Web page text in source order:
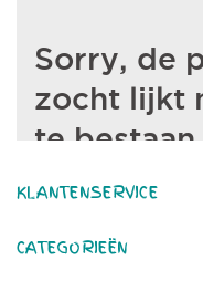
KLANTENSERVICE
CATEGORIEËN